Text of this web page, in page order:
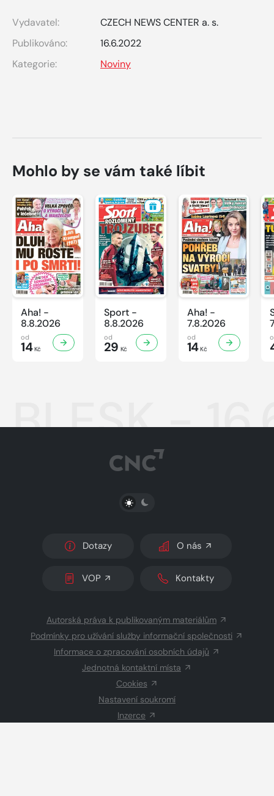
Vydavatel:
CZECH NEWS CENTER a. s.
Publikováno:
16.6.2022
Kategorie:
Noviny
Mohlo by se vám také líbit
Aha! -
8.8.2026
od
14Kč
Sport -
8.8.2026
od
29 Kč
Aha! -
7.8.2026
od
14Kč
BLESK -
PŘEPNOUT SVĚTLÝ/TMAVÝ REŽIM
Dotazy O nás
VOP Kontakty
Autorská práva k publikovaným materiálům
Podmínky pro užívání služby informační společnosti
Informace o zpracování osobních údajů
Jednotná kontaktní místa
Cookies
Nastavení soukromí
Inzerce